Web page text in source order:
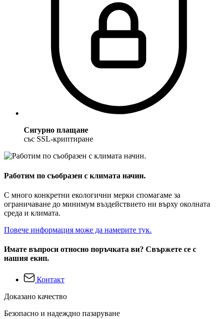
Сигурно плащане
със SSL-криптиране
Работим по съобразен с климата начин.
С много конкретни екологични мерки спомагаме за
ограничаване до минимум въздействието ни върху околната
среда и климата.
Повече информация може да намерите тук.
Имате въпроси относно поръчката ви? Свържете се с
нашия екип.
Контакт
Доказано качество
Безопасно и надеждно пазаруване